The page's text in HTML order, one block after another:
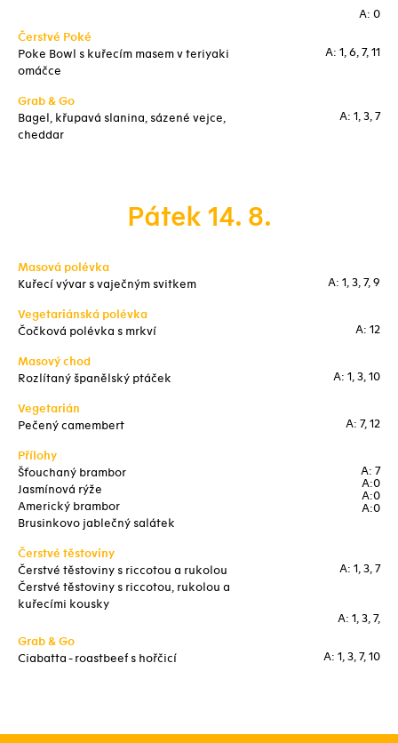
A: 0
Čerstvé Poké
Poke Bowl s kuřecím masem v teriyaki
omáčce
A: 1, 6, 7, 11
Grab & Go
Bagel, křupavá slanina, sázené vejce,
cheddar
A: 1, 3, 7
Pátek 14. 8.
Masová polévka
Kuřecí vývar s vaječným svitkem
A: 1, 3, 7, 9
Vegetariánská polévka
Čočková polévka s mrkví
A: 12
Masový chod
Rozlítaný španělský ptáček
A: 1, 3, 10
Vegetarián
Pečený camembert
A: 7, 12
Přílohy
Šťouchaný brambor
Jasmínová rýže
Americký brambor
Brusinkovo jablečný salátek
A: 7
A:0
A:0
A:0
Čerstvé těstoviny
Čerstvé těstoviny s riccotou a rukolou
Čerstvé těstoviny s riccotou, rukolou a
kuřecími kousky
A: 1, 3, 7
A: 1, 3, 7,
Grab & Go
Ciabatta - roastbeef s hořčicí
A: 1, 3, 7, 10